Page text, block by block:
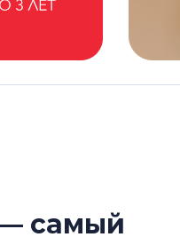
самый